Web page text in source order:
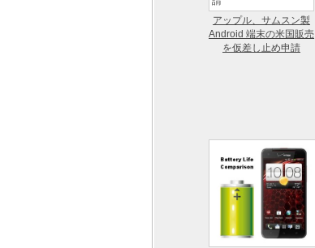
アップル、サムスン製
Android 端末の米国販売
を仮差し止め申請